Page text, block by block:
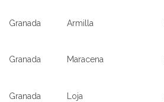
Granada Armilla
Granada Maracena
Granada Loja